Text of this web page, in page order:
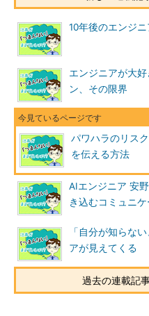
10年後のエンジ
エンジニアが大
ン、その限界
パワハラのリス
を伝える方法
AIエンジニア 安
き込むコミュニケ
「自分が知らな
アが見えてくる
過去の連載記